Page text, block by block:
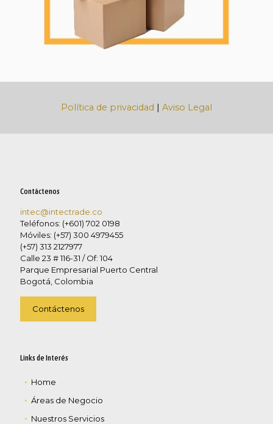
Política de privacidad | Aviso Legal
Contáctenos
intec@intectrade.co
Teléfonos: (+601) 702 0198
Móviles: (+57) 300 4979455
(+57) 313 2127977
Calle 23 # 116-31 / Of: 104
Parque Empresarial Puerto Central
Bogotá, Colombia
Contáctenos
Links de Interés
Home
Áreas de Negocio
Nuestros Servicios